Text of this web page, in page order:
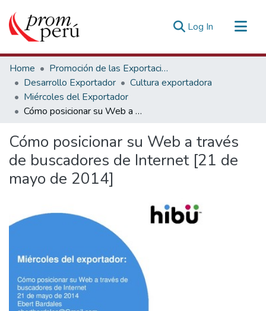
Log In (current)
Communities & Collections
All of DSpace
Statistics
Estadísticas Externas
Home
Promoción de las Exportaciones
Desarrollo Exportador
Cultura exportadora
Miércoles del Exportador
Cómo posicionar su Web a través de buscadores de Internet [21 de mayo de 2014]
Cómo posicionar su Web a través
de buscadores de Internet [21 de
mayo de 2014]